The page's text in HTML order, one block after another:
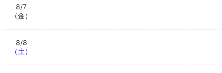
8/7
（金）
8/8
（土）